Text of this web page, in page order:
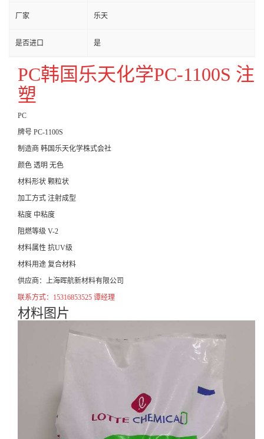
厂家 乐天
是否进口 是
PC韩国乐天化学PC-1100S 注
塑
PC
牌号 PC-1100S
制造商 韩国乐天化学株式会社
颜色 透明 无色
材料形状 颗粒状
加工方式 注射成型
粘度 中粘度
阻燃等级 V-2
材料属性 抗UV级
材料用途 复合材料
供应商：上海晖航新材料有限公司
联系方式：15316853525 谭经理
材料图片